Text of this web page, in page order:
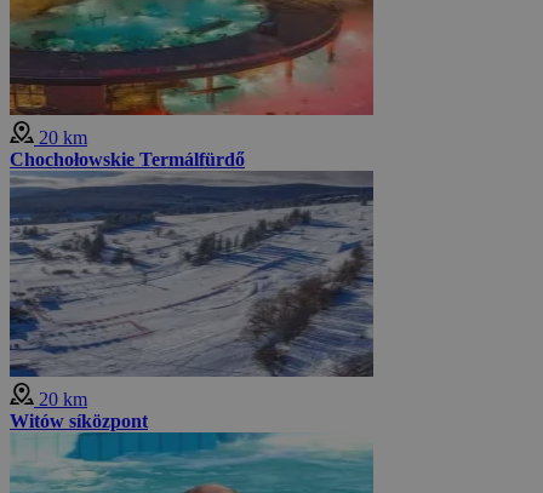
20 km
Chochołowskie Termálfürdő
20 km
Witów síközpont